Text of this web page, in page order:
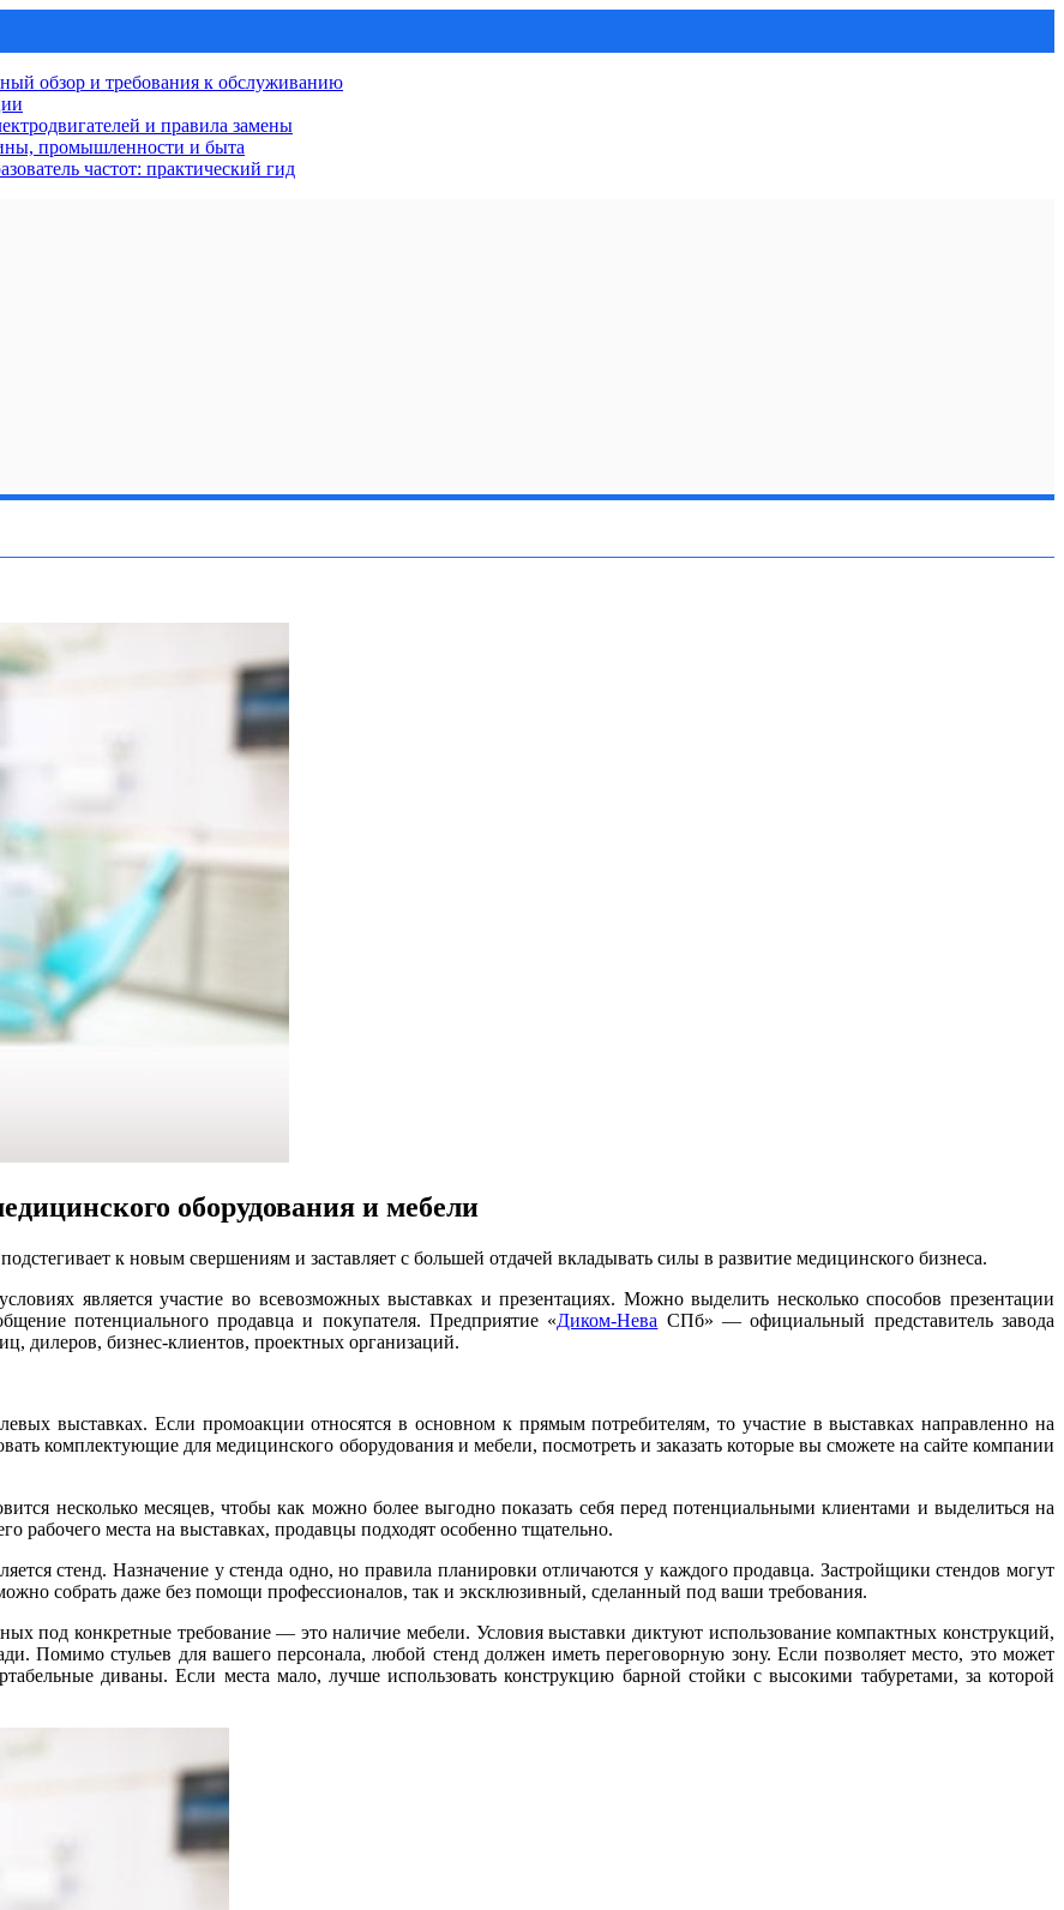
обзор и требования к обслуживанию
и правила замены
промышленности и быта
частот: практический гид
оборудования и мебели
к новым свершениям и заставляет с большей отдачей вкладывать силы в развитие медицинского бизнеса.
является участие во всевозможных выставках и презентациях. Можно выделить несколько способов презентации
потенциального продавца и покупателя. Предприятие «Диком-Нева СПб» — официальный представитель завода
дилеров, бизнес-клиентов, проектных организаций.
выставках. Если промоакции относятся в основном к прямым потребителям, то участие в выставках направленно на
комплектующие для медицинского оборудования и мебели, посмотреть и заказать которые вы сможете на сайте компании
несколько месяцев, чтобы как можно более выгодно показать себя перед потенциальными клиентами и выделиться на
рабочего места на выставках, продавцы подходят особенно тщательно.
стенд. Назначение у стенда одно, но правила планировки отличаются у каждого продавца. Застройщики стендов могут
собрать даже без помощи профессионалов, так и эксклюзивный, сделанный под ваши требования.
под конкретные требование — это наличие мебели. Условия выставки диктуют использование компактных конструкций,
Помимо стульев для вашего персонала, любой стенд должен иметь переговорную зону. Если позволяет место, это может
диваны. Если места мало, лучше использовать конструкцию барной стойки с высокими табуретами, за которой